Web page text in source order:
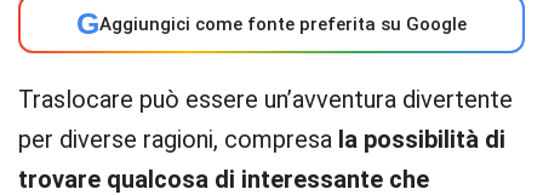
GAggiungici come fonte preferita su Google
Traslocare può essere un’avventura divertente
per diverse ragioni, compresa la possibilità di
trovare qualcosa di interessante che